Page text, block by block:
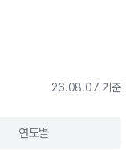
26.08.07 기준
연도별